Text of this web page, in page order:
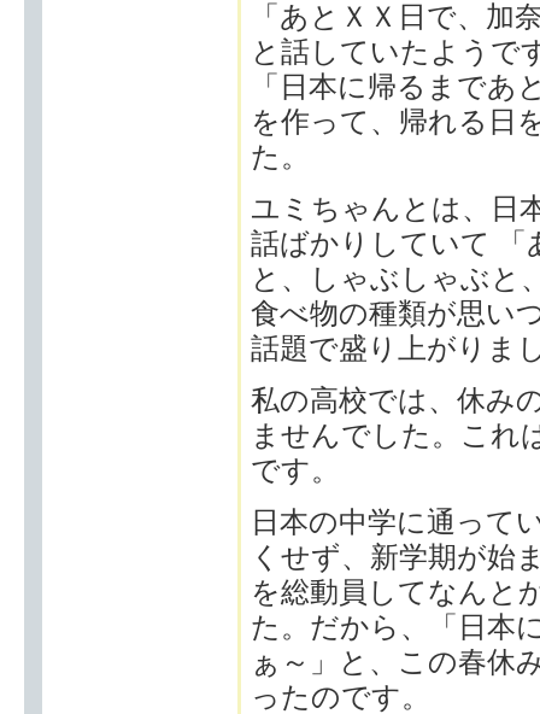
「あとＸＸ日で、加
と話していたようで
「日本に帰るまであ
を作って、帰れる日
た。
ユミちゃんとは、日
話ばかりしていて 「
と、しゃぶしゃぶ
食べ物の種類が思い
話題で盛り上がりま
私の高校では、休み
ませんでした。これ
です。
日本の中学に通って
くせず、新学期が始
を総動員してなんと
た。だから、「日本
ぁ～」と、この春休
ったのです。